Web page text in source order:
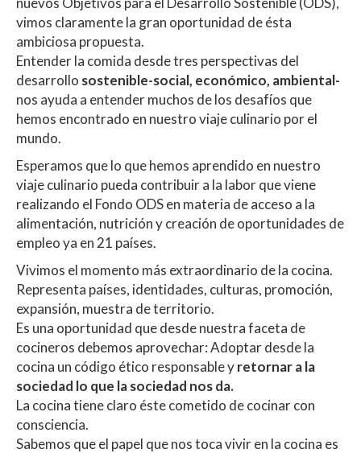
vimos claramente la gran oportunidad de ésta
ambiciosa propuesta.
Entender la comida desde tres perspectivas del
desarrollo sostenible-social, económico, ambiental-
nos ayuda a entender muchos de los desafíos que
hemos encontrado en nuestro viaje culinario por el
mundo.
Esperamos que lo que hemos aprendido en nuestro
viaje culinario pueda contribuir a la labor que viene
realizando el Fondo ODS en materia de acceso a la
alimentación, nutrición y creación de oportunidades de
empleo ya en 21 países.
Vivimos el momento más extraordinario de la cocina.
Representa países, identidades, culturas, promoción,
expansión, muestra de territorio.
Es una oportunidad que desde nuestra faceta de
cocineros debemos aprovechar: Adoptar desde la
cocina un código ético responsable yretornar a la
sociedad lo que la sociedad nos da.
La cocina tiene claro éste cometido de cocinar con
consciencia.
Sabemos que el papel que nos toca vivir en la cocina es